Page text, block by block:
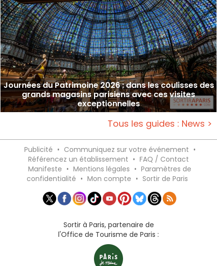
Journées du Patrimoine 2026 : dans les coulisses des
grands magasins parisiens avec ces visites
exceptionnelles
Tous les guides : News >
Publicité • Communiquez sur votre événement •
Référencez un établissement • FAQ / Contact
Manifeste • Mentions légales • Paramètres de
confidentialité • Mon compte • Sortir de Paris
Sortir à Paris, partenaire de
l'Office de Tourisme de Paris :